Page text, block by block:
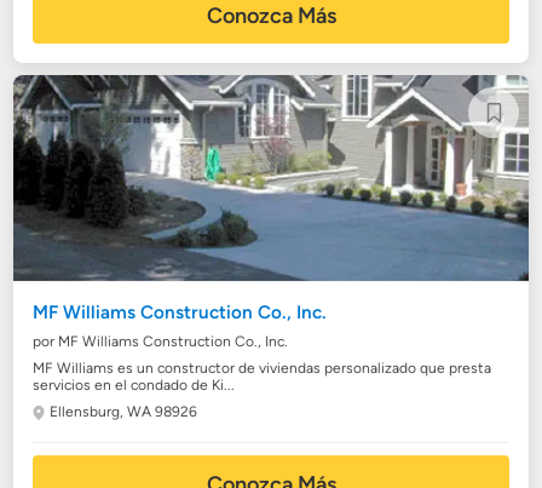
Conozca Más
MF Williams Construction Co., Inc.
por MF Williams Construction Co., Inc.
MF Williams es un constructor de viviendas personalizado que presta
servicios en el condado de Ki...
Ellensburg, WA 98926